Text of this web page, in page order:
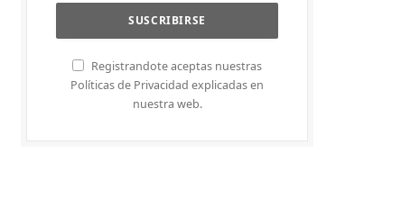
Registrandote aceptas nuestras
Políticas de Privacidad explicadas en
nuestra web.